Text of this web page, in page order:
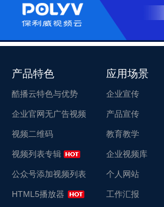
产品特色
酷播云特色与优势
企业官网无广告视频
视频二维码
视频列表专辑
公众号添加视频列表
HTML5播放器
应用场景
企业宣传
产品宣传
教育教学
企业视频库
个人网站
工作汇报